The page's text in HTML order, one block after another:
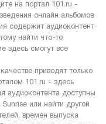
на портал 101.ru -
онлайн альбомов
содержит аудиоконтент
найти что-то
здесь смогут все
приводят только
101.ru - здесь
аудиоконтента доступны
или найти другой
времен выпуска